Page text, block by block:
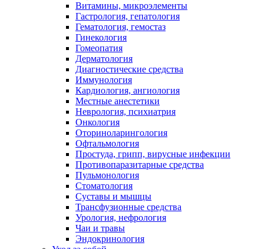
Витамины, микроэлементы
Гастрология, гепатология
Гематология, гемостаз
Гинекология
Гомеопатия
Дерматология
Диагностические средства
Иммунология
Кардиология, ангиология
Местные анестетики
Неврология, психиатрия
Онкология
Оториноларингология
Офтальмология
Простуда, грипп, вирусные инфекции
Противопаразитарные средства
Пульмонология
Стоматология
Суставы и мышцы
Трансфузионные средства
Урология, нефрология
Чаи и травы
Эндокринология